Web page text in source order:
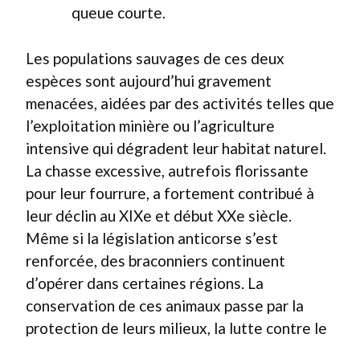
queue courte.
Les populations sauvages de ces deux
espèces sont aujourd’hui gravement
menacées, aidées par des activités telles que
l’exploitation minière ou l’agriculture
intensive qui dégradent leur habitat naturel.
La chasse excessive, autrefois florissante
pour leur fourrure, a fortement contribué à
leur déclin au XIXe et début XXe siècle.
Même si la législation anticorse s’est
renforcée, des braconniers continuent
d’opérer dans certaines régions. La
conservation de ces animaux passe par la
protection de leurs milieux, la lutte contre le